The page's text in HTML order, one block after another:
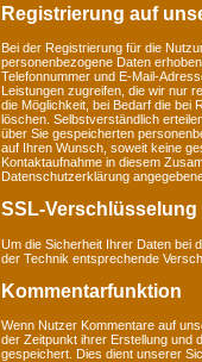
Registrierung auf
Bei der Registrierung für die
personenbezogene Daten
Telefonnummer und E-Mail-
Leistungen zugreifen, die wir nur
die Möglichkeit, bei Bedarf die bei
löschen. Selbstverständlich
über Sie gespeicherten
auf Ihren Wunsch, soweit keine
Kontaktaufnahme in diesem
Datenschutzerklärung
SSL-Verschlüsselung
Um die Sicherheit Ihrer Daten bei
der Technik entsprechende
Kommentarfunktion
Wenn Nutzer Kommentare auf
der Zeitpunkt ihrer Erstellung und
gespeichert. Dies dient unserer